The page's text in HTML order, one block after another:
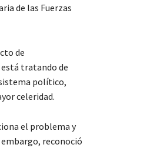
de las Fuerzas
de
tratando de
político,
celeridad.
el problema y
reconoció